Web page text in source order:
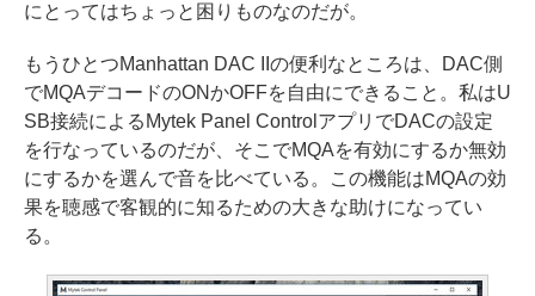
にとってはちょっと困りものなのだが。
もうひとつManhattan DAC IIの便利なところは、DAC側
でMQAデコードのONかOFFを自由にできること。私はU
SB接続によるMytek Panel ControlアプリでDACの設定
を行なっているのだが、そこでMQAを有効にするか無効
にするかを選んで音を比べている。この機能はMQAの効
果を聴感で客観的に知るための大きな助けになってい
る。